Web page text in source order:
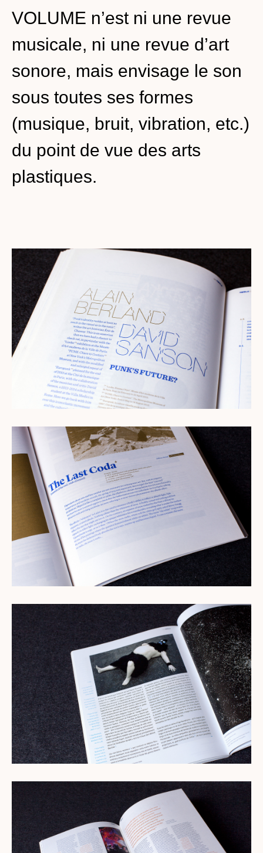
VOLUME n’est ni une revue
musicale, ni une revue d’art
sonore, mais envisage le son
sous toutes ses formes
(musique, bruit, vibration, etc.)
du point de vue des arts
plastiques.